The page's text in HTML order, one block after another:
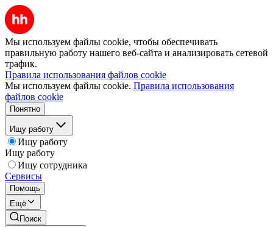
Мы используем файлы cookie, чтобы обеспечивать
правильную работу нашего веб-сайта и анализировать сетевой
трафик.
Правила использования файлов cookie
Мы используем файлы cookie. Правила использования
файлов cookie
Понятно
Ищу работу
Ищу работу
Ищу работу
Ищу сотрудника
Сервисы
Помощь
Ещё
Поиск